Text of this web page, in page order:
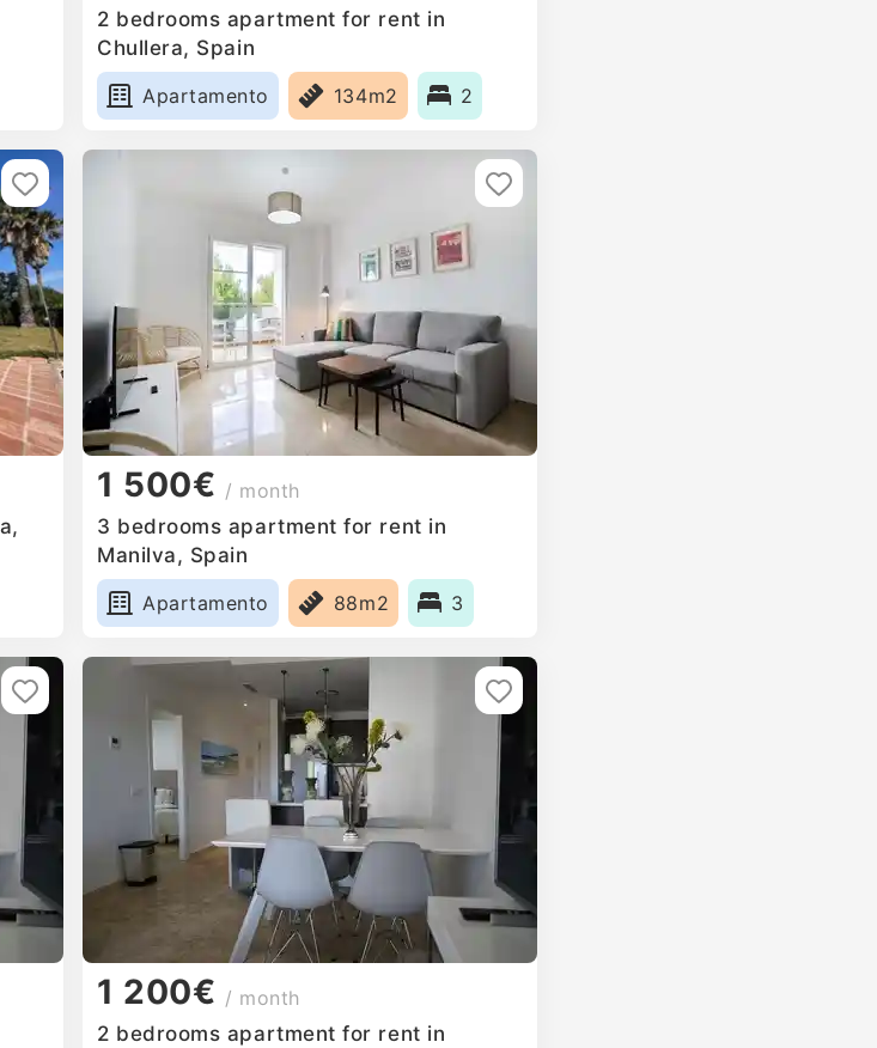
2 bedrooms apartment for rent in
Chullera, Spain
Apartamento
134m2 2
1 500€ / month
3 bedrooms apartment for rent in
Manilva, Spain
Apartamento
88m2 3
1 200€ / month
2 bedrooms apartment for rent in